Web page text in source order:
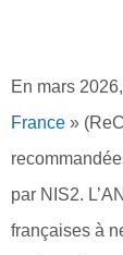
En mars
France »
par NIS2.
françaises à